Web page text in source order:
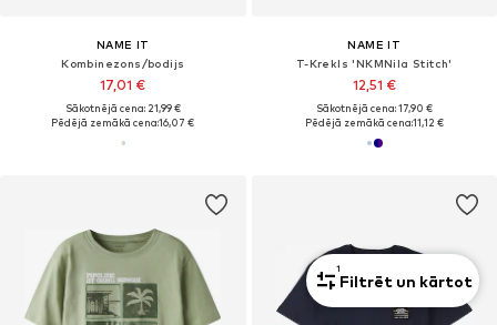
NAME IT
Kombinezons/bodijs
17,01 €
Sākotnējā cena: 21,99 €
Pēdējā zemākā cena:16,07 €
NAME IT
T-Krekls 'NKMNila Stitch'
12,51 €
Sākotnējā cena: 17,90 €
Pēdējā zemākā cena:11,12 €
1
Filtrēt un kārtot